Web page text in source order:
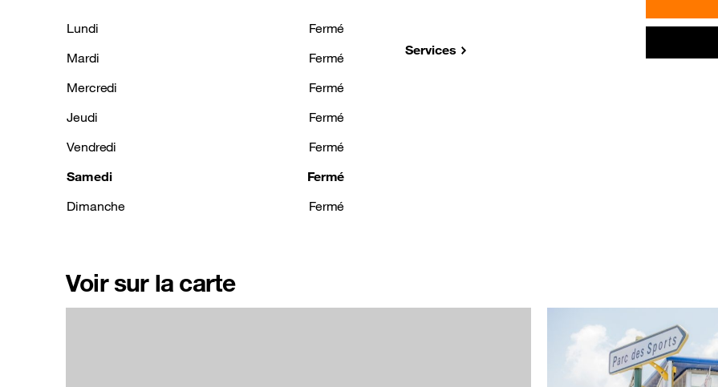
Lundi
Fermé
Mardi
Fermé
Mercredi
Fermé
Jeudi
Fermé
Vendredi
Fermé
Samedi
Fermé
Dimanche
Fermé
Services
Voir sur la carte